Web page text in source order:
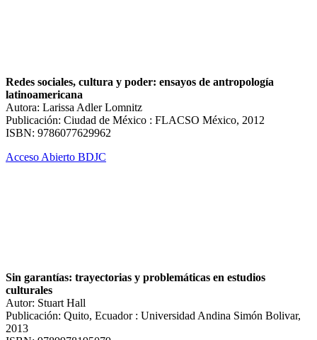
Redes sociales, cultura y poder: ensayos de antropología
latinoamericana
Autora: Larissa Adler Lomnitz
Publicación: Ciudad de México : FLACSO México, 2012
ISBN: 9786077629962
Acceso Abierto BDJC
Sin garantías: trayectorias y problemáticas en estudios
culturales
Autor: Stuart Hall
Publicación: Quito, Ecuador : Universidad Andina Simón Bolivar,
2013